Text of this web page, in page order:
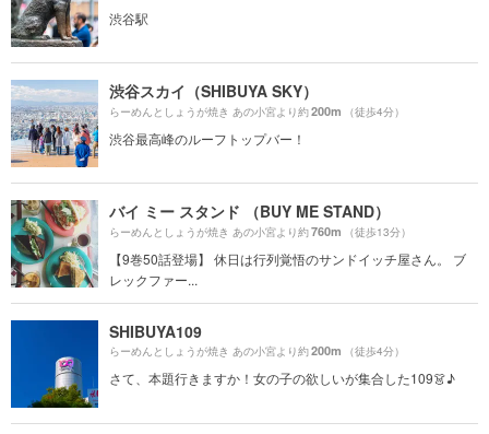
渋谷駅
渋谷スカイ（SHIBUYA SKY）
らーめんとしょうが焼き あの小宮より約200m （徒歩4分）
渋谷最高峰のルーフトップバー！
バイ ミー スタンド （BUY ME STAND）
らーめんとしょうが焼き あの小宮より約760m （徒歩13分）
【9巻50話登場】 休日は行列覚悟のサンドイッチ屋さん。 ブ
レックファー...
SHIBUYA109
らーめんとしょうが焼き あの小宮より約200m （徒歩4分）
さて、本題行きますか！女の子の欲しいが集合した109👗♪